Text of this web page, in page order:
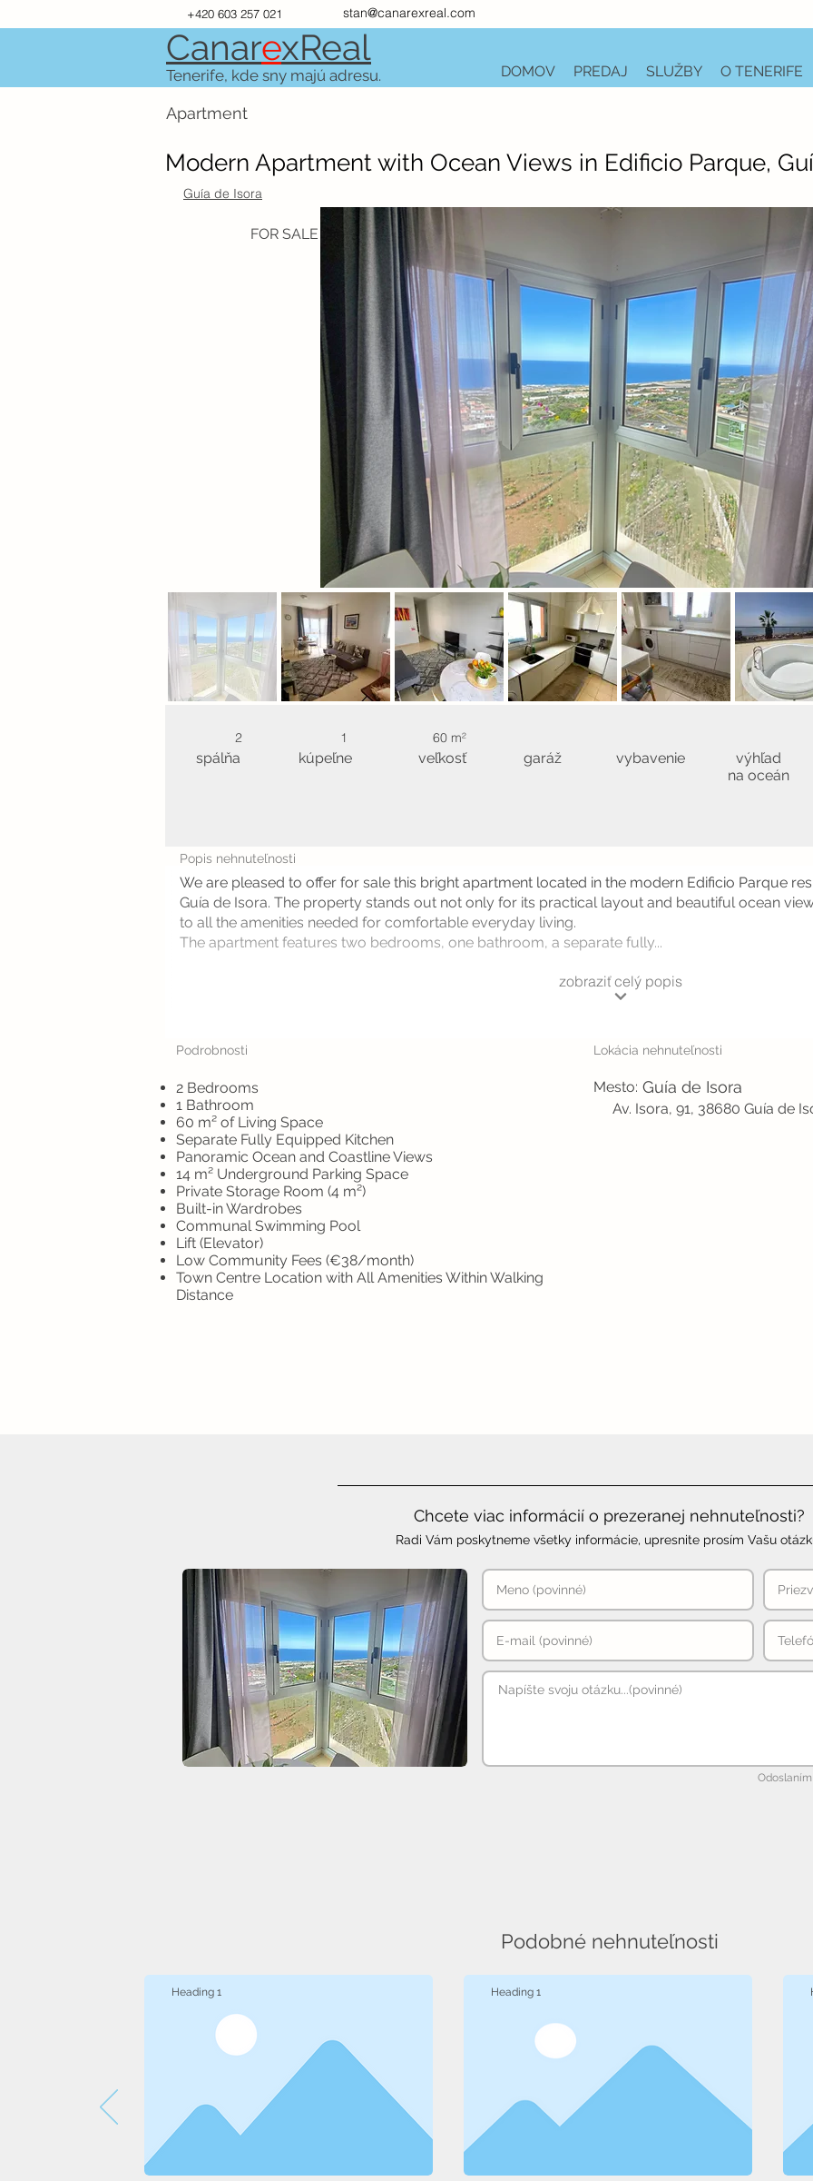
+420 603 257 021 stan@canarexreal.com
CanarexReal
Tenerife, kde sny majú adresu. DOMOV PREDAJ SLUŽBY O TENERIFE
Apartment
Modern Apartment with Ocean Views in Edificio Parque,
Guía de Isora
FOR SALE
2
spálňa
1
kúpeľne
60 m²
veľkosť garáž vybavenie
výhľad
na oceán
Popis nehnuteľnosti
We are pleased to offer for sale this bright apartment located in the modern Edificio Parque
Guía de Isora. The property stands out not only for its practical layout and beautiful ocean
to all the amenities needed for comfortable everyday living.
The apartment features two bedrooms, one bathroom, a separate fully...
zobraziť celý popis
Podrobnosti
2 Bedrooms
1 Bathroom
60 m² of Living Space
Separate Fully Equipped Kitchen
Panoramic Ocean and Coastline Views
14 m² Underground Parking Space
Private Storage Room (4 m²)
Built-in Wardrobes
Communal Swimming Pool
Lift (Elevator)
Low Community Fees (€38/month)
Town Centre Location with All Amenities Within Walking
Distance
Lokácia nehnuteľnosti
Mesto: Guía de Isora
Av. Isora, 91, 38680 Guía de
Chcete viac informácií o prezeranej nehnuteľnosti?
Radi Vám poskytneme všetky informácie, upresnite prosím Vašu
Heading 1 Heading 1
Podobné nehnuteľnosti